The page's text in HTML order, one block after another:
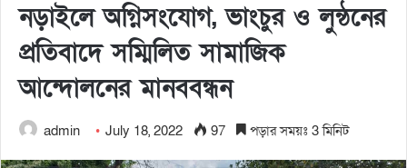
নড়াইলে অগ্নিসংযোগ, ভাংচুর ও লুন্ঠনের
প্রতিবাদে সম্মিলিত সামাজিক
আন্দোলনের মানববন্ধন
admin July 18, 2022 97 পড়ার সময়ঃ 3 মিনিট